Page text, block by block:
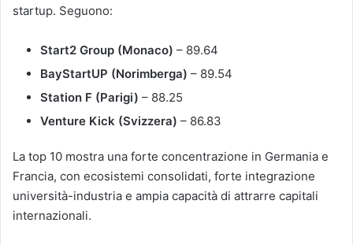
startup. Seguono:
Start2 Group (Monaco) – 89.64
BayStartUP (Norimberga) – 89.54
Station F (Parigi) – 88.25
Venture Kick (Svizzera) – 86.83
La top 10 mostra una forte concentrazione in Germania e
Francia, con ecosistemi consolidati, forte integrazione
università-industria e ampia capacità di attrarre capitali
internazionali.